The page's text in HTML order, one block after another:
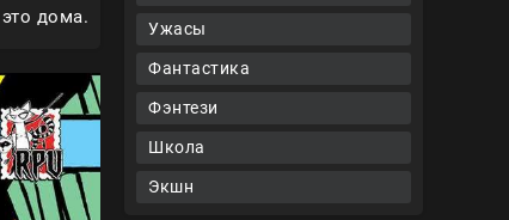
Ужасы
Фантастика
Фэнтези
Школа
Экшн
дома.